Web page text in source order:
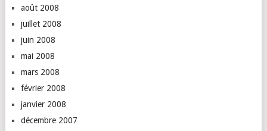
août 2008
juillet 2008
juin 2008
mai 2008
mars 2008
février 2008
janvier 2008
décembre 2007